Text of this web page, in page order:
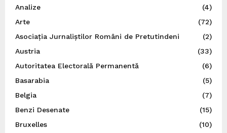
Analize
(4)
Arte
(72)
Asociația Jurnaliștilor Români de Pretutindeni
(2)
Austria
(33)
Autoritatea Electorală Permanentă
(6)
Basarabia
(5)
Belgia
(7)
Benzi Desenate
(15)
Bruxelles
(10)